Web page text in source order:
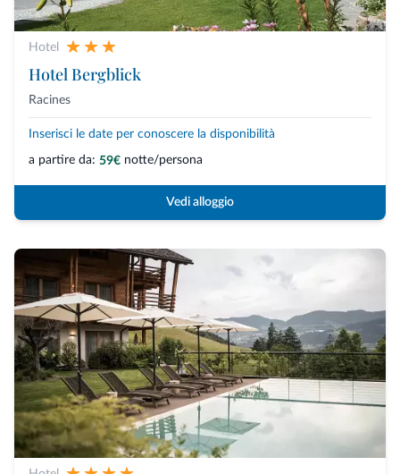
Hotel
Hotel Bergblick
Racines
Inserisci le date per conoscere la disponibilità
a partire da: 59€ notte/persona
Vedi alloggio